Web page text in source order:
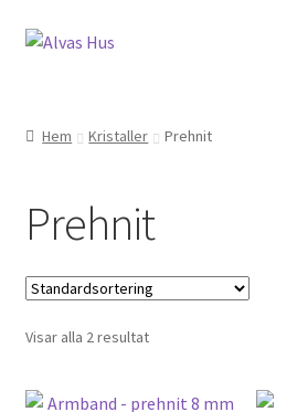
Hoppa
Hoppa
Hem Kristaller Prehnit
Prehnit
Visar alla 2 resultat